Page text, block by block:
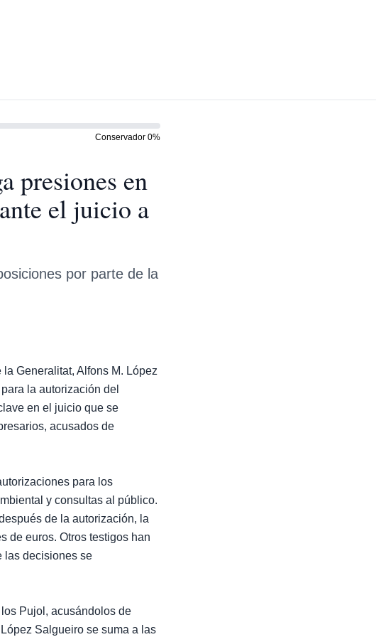
Conservador 0%
presiones en
el juicio a
por parte de la
Generalitat, Alfons M. López
la autorización del
en el juicio que se
acusados de
para los
y consultas al público.
de la autorización, la
de euros. Otros testigos han
las decisiones se
Pujol, acusándolos de
Salgueiro se suma a las